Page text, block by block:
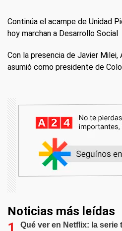
Continúa el acampe de Unidad
hoy marchan a Desarrollo Social
Con la presencia de Javier Milei,
asumió como presidente de
Noticias más leídas
Qué ver en Netflix: la serie